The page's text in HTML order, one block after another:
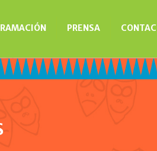
PRENSA